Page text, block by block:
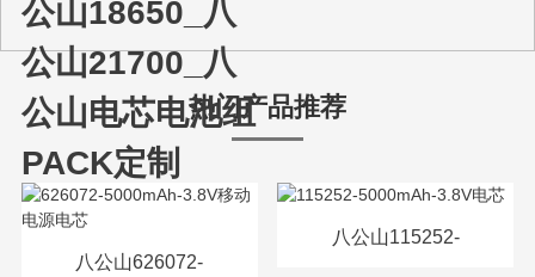
热门产品推荐
八公山626072-
八公山115252-